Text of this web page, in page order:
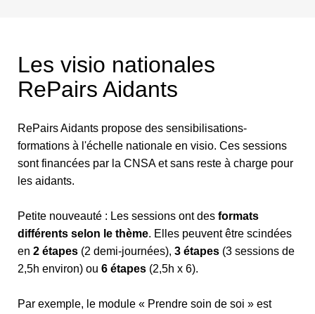
Les visio nationales
RePairs Aidants
RePairs Aidants propose des sensibilisations-
formations à l'échelle nationale en visio. Ces sessions
sont financées par la CNSA et sans reste à charge pour
les aidants.
Petite nouveauté : Les sessions ont des formats
différents selon le thème. Elles peuvent être scindées
en 2 étapes (2 demi-journées), 3 étapes (3 sessions de
2,5h environ) ou 6 étapes (2,5h x 6).
Par exemple, le module « Prendre soin de soi » est